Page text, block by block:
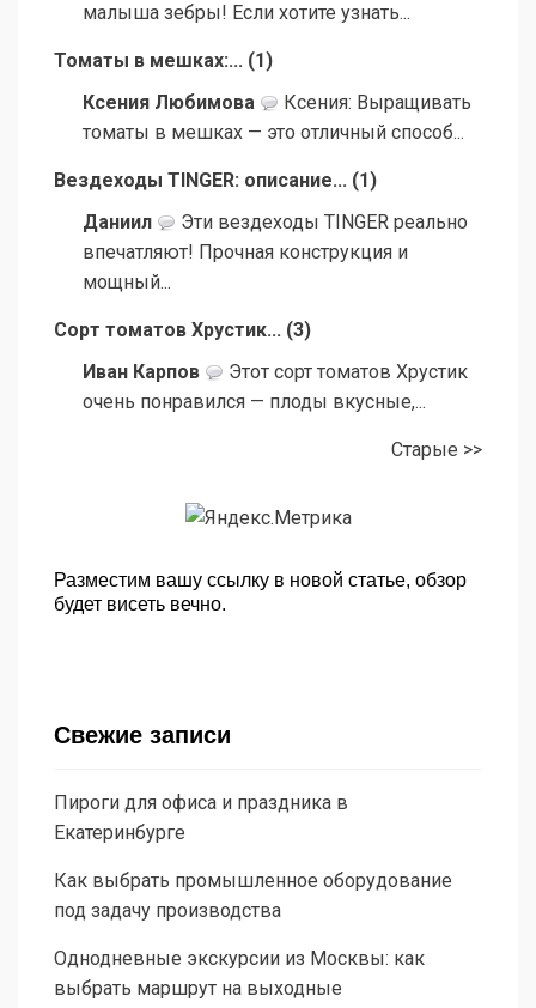
малыша зебры! Если хотите узнать...
Томаты в мешках:... (1 )
Ксения Любимова
Ксения: Выращивать
томаты в мешках — это отличный способ...
Вездеходы TINGER: описание... (1 )
Даниил
Эти вездеходы TINGER реально
впечатляют! Прочная конструкция и
мощный...
Сорт томатов Хрустик... (3)
Иван Карпов
Этот сорт томатов Хрустик
очень понравился — плоды вкусные,...
Старые >>
Разместим вашу ссылку в новой статье, обзор
будет висеть вечно.
Свежие записи
Пироги для офиса и праздника в
Екатеринбурге
Как выбрать промышленное оборудование
под задачу производства
Однодневные экскурсии из Москвы: как
выбрать маршрут на выходные